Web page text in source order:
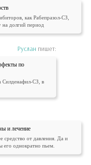
как Рабепразол-СЗ,
на долгий период
Руслан пишет:
по
Силденафил-СЗ, в
и лечение
от давления. Да и
его однократно пьем.